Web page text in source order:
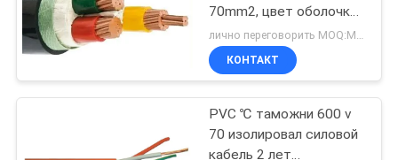
КОНТАКТНЫЕ
Электрический
кабель провод
197
70mm2, цвет оболочки
черноты кабеля куртки
PVC
лично переговорить MOQ:Могущий быть предметом переговоров
КОНТАКТ
PVC ℃ таможни 600 v
70 изолировал силовой
кабель 2 лет